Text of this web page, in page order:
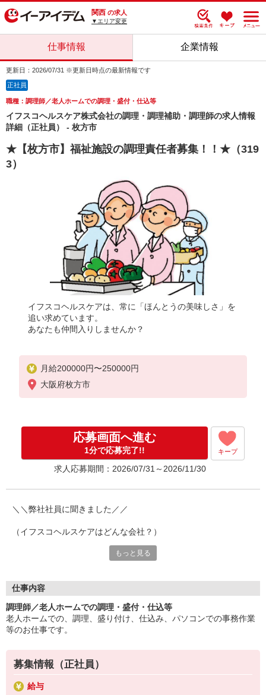
関西 の求人
▼エリア変更
仕事情報 企業情報
更新日：2026/07/31 ※更新日時点の最新情報です
正社員
職種：調理師／老人ホームでの調理・盛付・仕込等
イフスコヘルスケア株式会社の調理・調理補助・調理師の求人情報
詳細（正社員） - 枚方市
★【枚方市】福祉施設の調理責任者募集！！★（319
3）
イフスコヘルスケアは、常に「ほんとうの美味しさ」を
追い求めています。
あなたも仲間入りしませんか？
月給200000円〜250000円
大阪府枚方市
応募画面へ進む
1分で応募完了!! キープ
求人応募期間：2026/07/31～2026/11/30
＼＼弊社社員に聞きました／／
（イフスコヘルスケアはどんな会社？）
●年齢を重ねても長く働ける、知識が広がる
が出来る
食会社
（イフスコヘルスケアで働いて良かったと思う瞬間は？）
時
●規定やマニュアルが整っていて働きやすい
もっと見る
仕事内容
調理師／老人ホームでの調理・盛付・仕込等
老人ホームでの、調理、盛り付け、仕込み、パソコンでの事務作業
等のお仕事です。
募集情報（正社員）
給与